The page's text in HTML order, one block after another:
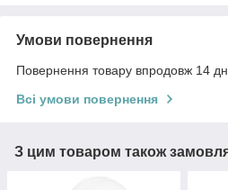
Умови повернення
Повернення товару впродовж 14
Всі умови повернення
З цим товаром також